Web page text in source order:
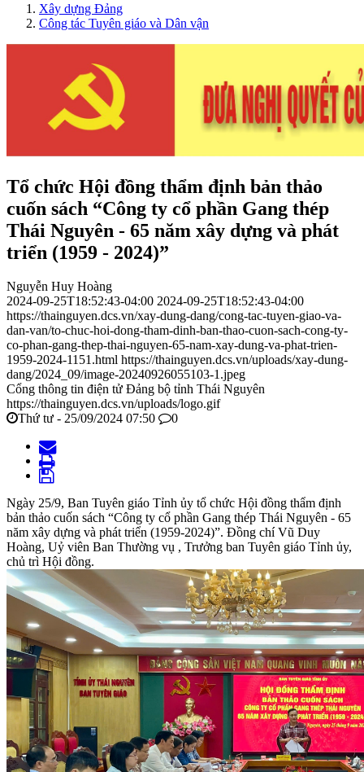
Xây dựng Đảng
Công tác Tuyên giáo và Dân vận
Tổ chức Hội đồng thẩm định bản thảo
cuốn sách “Công ty cổ phần Gang thép
Thái Nguyên - 65 năm xây dựng và phát
triển (1959 - 2024)”
Nguyễn Huy Hoàng
2024-09-25T18:52:43-04:00 2024-09-25T18:52:43-04:00
https://thainguyen.dcs.vn/xay-dung-dang/cong-tac-tuyen-giao-va-
dan-van/to-chuc-hoi-dong-tham-dinh-ban-thao-cuon-sach-cong-ty-
co-phan-gang-thep-thai-nguyen-65-nam-xay-dung-va-phat-trien-
1959-2024-1151.html https://thainguyen.dcs.vn/uploads/xay-dung-
dang/2024_09/image-20240926055103-1.jpeg
Cổng thông tin điện tử Đảng bộ tỉnh Thái Nguyên
https://thainguyen.dcs.vn/uploads/logo.gif
Thứ tư - 25/09/2024 07:50
0
Ngày 25/9, Ban Tuyên giáo Tỉnh ủy tổ chức Hội đồng thẩm định
bản thảo cuốn sách “Công ty cổ phần Gang thép Thái Nguyên - 65
năm xây dựng và phát triển (1959-2024)”. Đồng chí Vũ Duy
Hoàng, Uỷ viên Ban Thường vụ , Trưởng ban Tuyên giáo Tỉnh ủy,
chủ trì Hội đồng.